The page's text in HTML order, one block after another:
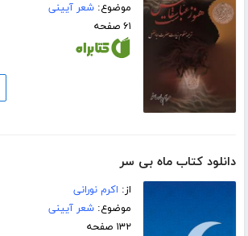
موضوع:شعر آیینی
۶۱ صفحه
دانلود کتاب ماه بی سر
از: اکرم نورانی
موضوع:شعر آیینی
۱۳۲ صفحه